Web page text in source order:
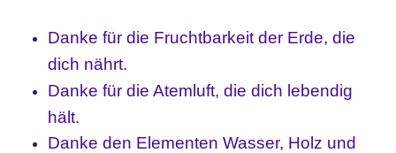
Danke für die Fruchtbarkeit der Erde, die
dich nährt.
Danke für die Atemluft, die dich lebendig
hält.
Danke den Elementen Wasser, Holz und